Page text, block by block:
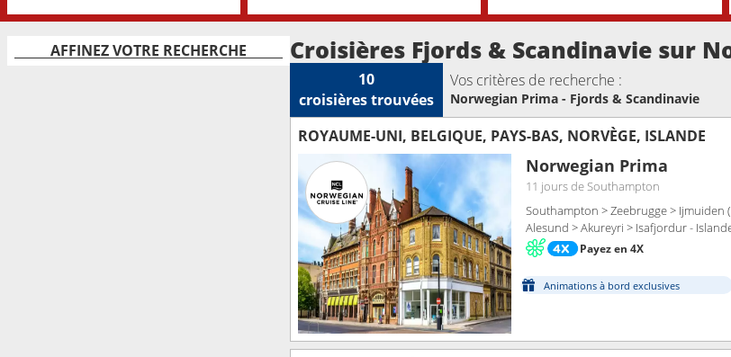
AFFINEZ VOTRE RECHERCHE Croisières Fjords & Scandinavie sur
10
croisièrestrouvées
Vos critères de recherche :
Norwegian Prima - Fjords & Scandinavie
ROYAUME-UNI, BELGIQUE, PAYS-BAS, NORVÈGE, ISLANDE
Norwegian Prima
11 joursde Southampton
Southampton > Zeebrugge > Ijmuiden
Alesund > Akureyri > Isafjordur -
Payez en 4X
Animations à bord exclusives